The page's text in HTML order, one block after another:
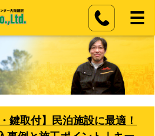
鍵取付】民泊施設に最適！